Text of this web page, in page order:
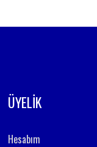
ÜYELİK
Hesabım